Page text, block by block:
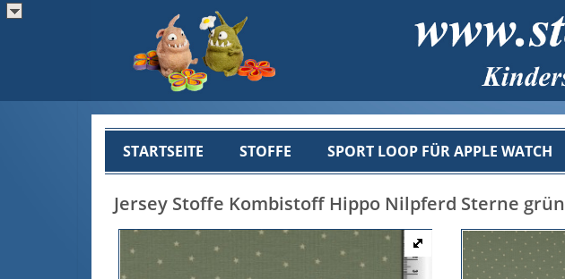
STARTSEITE STOFFE SPORT LOOP FÜR APPLE WATCH
Jersey Stoffe Kombistoff Hippo Nilpferd Sterne grün